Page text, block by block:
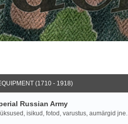
(1710 - 1918)
Russian Army
isikud, fotod, varustus, aumärgid jne.